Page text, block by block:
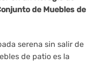
de Muebles de
serena sin salir de
de patio es la